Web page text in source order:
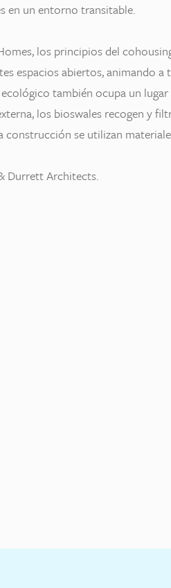
en un entorno transitable.
los principios del
espacios abiertos, animando
también ocupa un
los bioswales recogen y
construcción se utilizan
Durrett Architects.